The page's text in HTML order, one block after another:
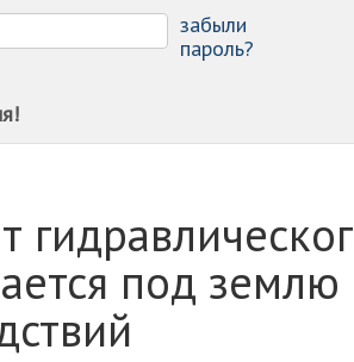
забыли
пароль?
под землю